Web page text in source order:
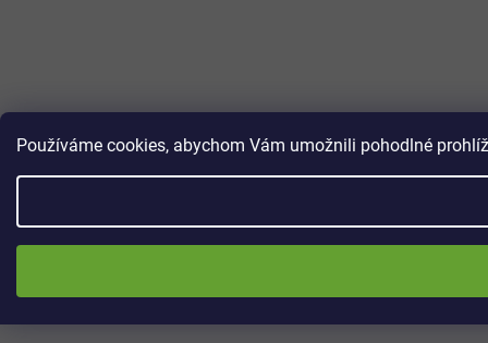
Používáme cookies, abychom Vám umožnili pohodlné